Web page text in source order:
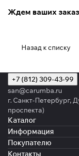
Ждем ваших
Назад к списку
+7 (812) 309-43-99
san@carumba.ru
г. Санкт-Петербург,
проспекта)
Каталог
Информация
Покупателю
Контакты